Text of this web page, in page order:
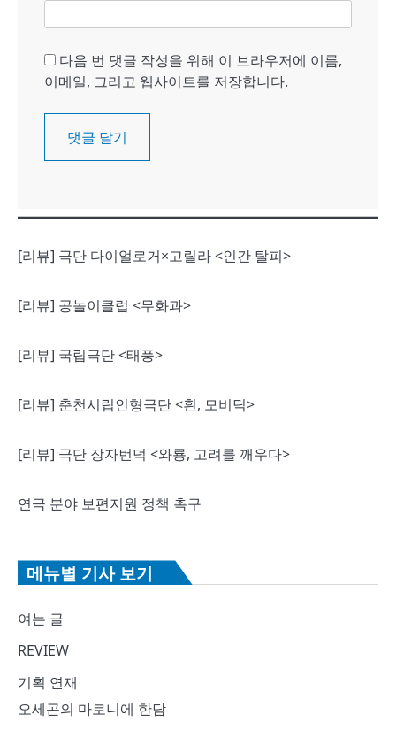
다음 번 댓글 작성을 위해 이 브라우저에 이름,
이메일, 그리고 웹사이트를 저장합니다.
[리뷰] 극단 다이얼로거×고릴라 <인간 탈피>
[리뷰] 공놀이클럽 <무화과>
[리뷰] 국립극단 <태풍>
[리뷰] 춘천시립인형극단 <흰, 모비딕>
[리뷰] 극단 장자번덕 <와룡, 고려를 깨우다>
연극 분야 보편지원 정책 촉구
메뉴별 기사 보기
여는 글
REVIEW
기획 연재
오세곤의 마로니에 한담